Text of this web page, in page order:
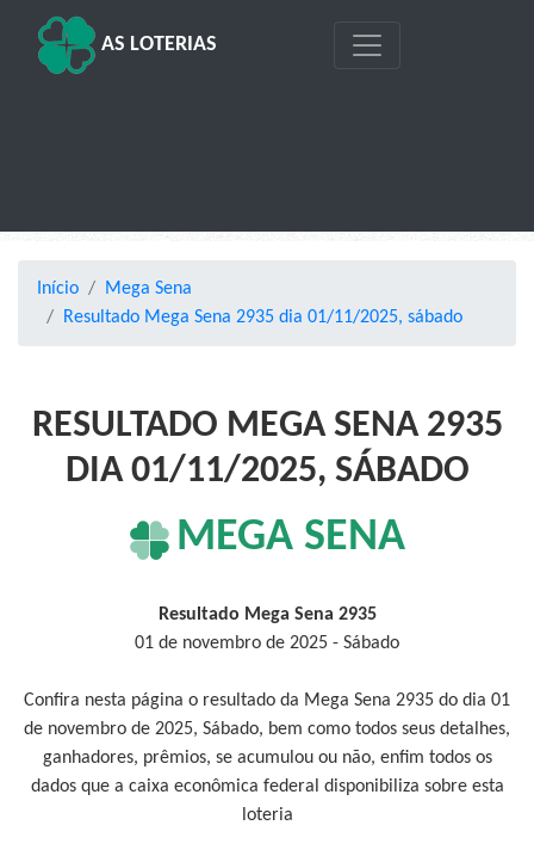
AS LOTERIAS
Início
Mega Sena
Resultado Mega Sena 2935 dia 01/11/2025, sábado
RESULTADO MEGA SENA 2935
DIA 01/11/2025, SÁBADO
MEGA SENA
Resultado Mega Sena 2935
01 de novembro de 2025 - Sábado
Confira nesta página o resultado da Mega Sena 2935 do dia 01
de novembro de 2025, Sábado, bem como todos seus detalhes,
ganhadores, prêmios, se acumulou ou não, enfim todos os
dados que a caixa econômica federal disponibiliza sobre esta
loteria